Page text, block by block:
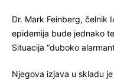
Dr. Mark Feinberg, čelnik
epidemija bude jednako
Situacija “duboko
Njegova izjava u skladu